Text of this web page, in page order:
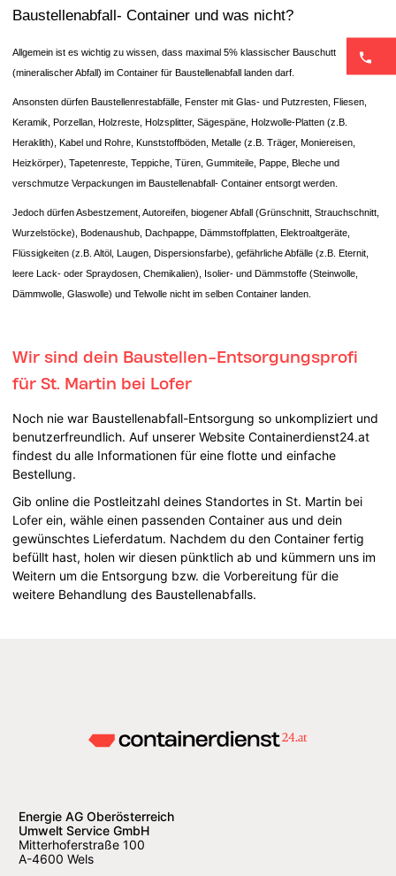
Baustellenabfall- Container und was nicht?
Allgemein ist es wichtig zu wissen, dass maximal 5% klassischer Bauschutt
(mineralischer Abfall) im Container für Baustellenabfall landen darf.
Ansonsten dürfen Baustellenrestabfälle, Fenster mit Glas- und Putzresten, Fliesen,
Keramik, Porzellan, Holzreste, Holzsplitter, Sägespäne, Holzwolle-Platten (z.B.
Heraklith), Kabel und Rohre, Kunststoffböden, Metalle (z.B. Träger, Moniereisen,
Heizkörper), Tapetenreste, Teppiche, Türen, Gummiteile, Pappe, Bleche und
verschmutze Verpackungen im Baustellenabfall- Container entsorgt werden.
Jedoch dürfen Asbestzement, Autoreifen, biogener Abfall (Grünschnitt, Strauchschnitt,
Wurzelstöcke), Bodenaushub, Dachpappe, Dämmstoffplatten, Elektroaltgeräte,
Flüssigkeiten (z.B. Altöl, Laugen, Dispersionsfarbe), gefährliche Abfälle (z.B. Eternit,
leere Lack- oder Spraydosen, Chemikalien), Isolier- und Dämmstoffe (Steinwolle,
Dämmwolle, Glaswolle) und Telwolle nicht im selben Container landen.
Wir sind dein Baustellen-Entsorgungsprofi
für St. Martin bei Lofer
Noch nie war Baustellenabfall-Entsorgung so unkompliziert und
benutzerfreundlich. Auf unserer Website Containerdienst24.at
findest du alle Informationen für eine flotte und einfache
Bestellung.
Gib online die Postleitzahl deines Standortes in St. Martin bei
Lofer ein, wähle einen passenden Container aus und dein
gewünschtes Lieferdatum. Nachdem du den Container fertig
befüllt hast, holen wir diesen pünktlich ab und kümmern uns im
Weitern um die Entsorgung bzw. die Vorbereitung für die
weitere Behandlung des Baustellenabfalls.
Energie AG Oberösterreich
Umwelt Service GmbH
Mitterhoferstraße 100
A-4600 Wels